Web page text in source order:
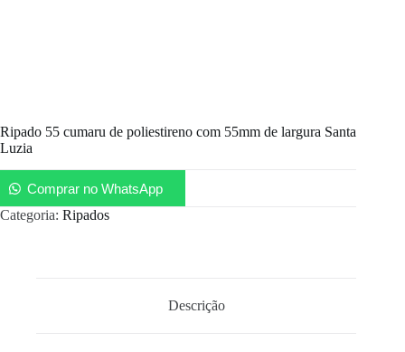
Ripado 55 cumaru de poliestireno com 55mm de largura Santa
Luzia
Comprar no WhatsApp
Categoria: Ripados
Descrição